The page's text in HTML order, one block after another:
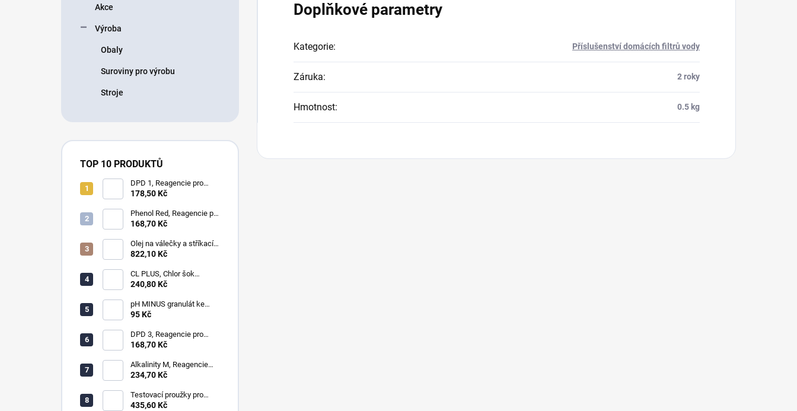
Akce
Výroba
Obaly
Suroviny pro výrobu
Stroje
TOP 10 PRODUKTŮ
DPD 1, Reagencie pro
měření chloru, bromu,
178,50 Kč
Phenol Red, Reagencie pro
měření pH
168,70 Kč
Olej na válečky a stříkací
zařícení - laminování
822,10 Kč
CL PLUS, Chlor šok
anorganický 1kg
240,80 Kč
pH MINUS granulát ke
snížení hodnot pH
95 Kč
DPD 3, Reagencie pro
měření celkového chloru,
168,70 Kč
Alkalinity M, Reagencie
pro měření alkality
234,70 Kč
Testovací proužky pro
měření chloru, ph, alkality,
435,60 Kč
Doplňkové parametry
Kategorie: Příslušenství domácích filtrů vody
Záruka: 2 roky
Hmotnost: 0.5 kg